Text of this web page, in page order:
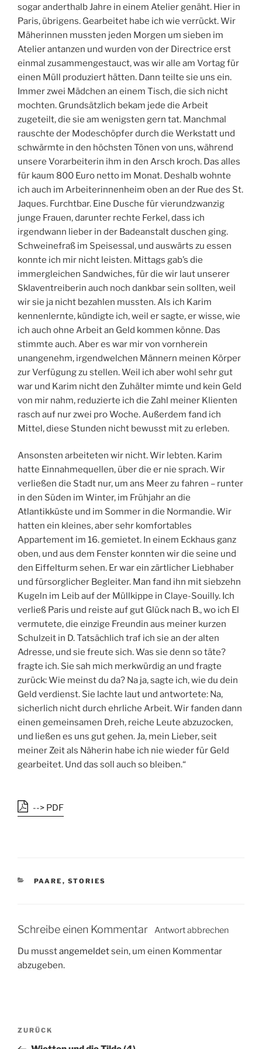
sogar anderthalb Jahre in einem Atelier genäht. Hier in
Paris, übrigens. Gearbeitet habe ich wie verrückt. Wir
Mäherinnen mussten jeden Morgen um sieben im
Atelier antanzen und wurden von der Directrice erst
einmal zusammengestauct, was wir alle am Vortag für
einen Müll produziert hätten. Dann teilte sie uns ein.
Immer zwei Mädchen an einem Tisch, die sich nicht
mochten. Grundsätzlich bekam jede die Arbeit
zugeteilt, die sie am wenigsten gern tat. Manchmal
rauschte der Modeschöpfer durch die Werkstatt und
schwärmte in den höchsten Tönen von uns, während
unsere Vorarbeiterin ihm in den Arsch kroch. Das alles
für kaum 800 Euro netto im Monat. Deshalb wohnte
ich auch im Arbeiterinnenheim oben an der Rue des St.
Jaques. Furchtbar. Eine Dusche für vierundzwanzig
junge Frauen, darunter rechte Ferkel, dass ich
irgendwann lieber in der Badeanstalt duschen ging.
Schweinefraß im Speisessal, und auswärts zu essen
konnte ich mir nicht leisten. Mittags gab’s die
immergleichen Sandwiches, für die wir laut unserer
Sklaventreiberin auch noch dankbar sein sollten, weil
wir sie ja nicht bezahlen mussten. Als ich Karim
kennenlernte, kündigte ich, weil er sagte, er wisse, wie
ich auch ohne Arbeit an Geld kommen könne. Das
stimmte auch. Aber es war mir von vornherein
unangenehm, irgendwelchen Männern meinen Körper
zur Verfügung zu stellen. Weil ich aber wohl sehr gut
war und Karim nicht den Zuhälter mimte und kein Geld
von mir nahm, reduzierte ich die Zahl meiner Klienten
rasch auf nur zwei pro Woche. Außerdem fand ich
Mittel, diese Stunden nicht bewusst mit zu erleben.
Ansonsten arbeiteten wir nicht. Wir lebten. Karim
hatte Einnahmequellen, über die er nie sprach. Wir
verließen die Stadt nur, um ans Meer zu fahren – runter
in den Süden im Winter, im Frühjahr an die
Atlantikküste und im Sommer in die Normandie. Wir
hatten ein kleines, aber sehr komfortables
Appartement im 16. gemietet. In einem Eckhaus ganz
oben, und aus dem Fenster konnten wir die seine und
den Eiffelturm sehen. Er war ein zärtlicher Liebhaber
und fürsorglicher Begleiter. Man fand ihn mit siebzehn
Kugeln im Leib auf der Müllkippe in Claye-Souilly. Ich
verließ Paris und reiste auf gut Glück nach B., wo ich El
vermutete, die einzige Freundin aus meiner kurzen
Schulzeit in D. Tatsächlich traf ich sie an der alten
Adresse, und sie freute sich. Was sie denn so täte?
fragte ich. Sie sah mich merkwürdig an und fragte
zurück: Wie meinst du da? Na ja, sagte ich, wie du dein
Geld verdienst. Sie lachte laut und antwortete: Na,
sicherlich nicht durch ehrliche Arbeit. Wir fanden dann
einen gemeinsamen Dreh, reiche Leute abzuzocken,
und ließen es uns gut gehen. Ja, mein Lieber, seit
meiner Zeit als Näherin habe ich nie wieder für Geld
gearbeitet. Und das soll auch so bleiben.“
--> PDF
K
O
I
E
PAARE , STORIES
Schreibe einen Kommentar Antwort abbrechen
Du musstangemeldetsein, um einen Kommentar
abzugeben.
V
o
ZURÜCK